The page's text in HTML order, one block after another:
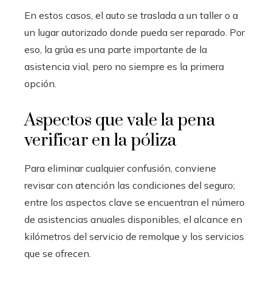
En estos casos, el auto se traslada a un taller o a
un lugar autorizado donde pueda ser reparado. Por
eso, la grúa es una parte importante de la
asistencia vial, pero no siempre es la primera
opción.
Aspectos que vale la pena
verificar en la póliza
Para eliminar cualquier confusión, conviene
revisar con atención las condiciones del seguro;
entre los aspectos clave se encuentran el número
de asistencias anuales disponibles, el alcance en
kilómetros del servicio de remolque y los servicios
que se ofrecen.